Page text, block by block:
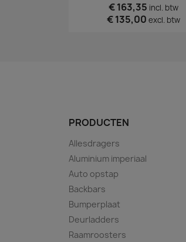
€ 163,35 incl. btw
€ 135,00 excl. btw
PRODUCTEN
Allesdragers
Aluminium imperiaal
Auto opstap
Backbars
Bumperplaat
Deurladders
Raamroosters